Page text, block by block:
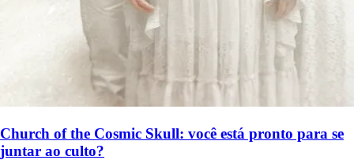
Church of the Cosmic Skull: você está pronto para se
juntar ao culto?